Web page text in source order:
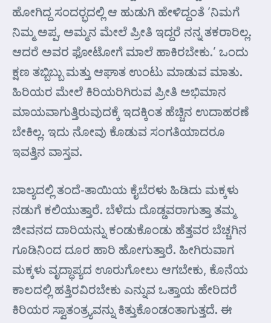
ಹೋಗಿದ್ದ ಸಂದರ್‍ಭದಲ್ಲಿ ಆ ಹುಡುಗಿ ಹೇಳಿದ್ದಂತೆ ‘ನಿಮಗೆ
ನಿಮ್ಮ ಅಪ್ಪ, ಅಮ್ಮನ ಮೇಲೆ ಪ್ರೀತಿ ಇದ್ದರೆ ನನ್ನ ತಕರಾರಿಲ್ಲ.
ಆದರೆ ಅವರ ಫೋಟೋಗೆ ಮಾಲೆ ಹಾಕಿರಬೇಕು.’ ಒಂದು
ಕ್ಷಣ ತಬ್ಬಿಬ್ಬು ಮತ್ತು ಆಘಾತ ಉಂಟು ಮಾಡುವ ಮಾತು.
ಹಿರಿಯರ ಮೇಲೆ ಕಿರಿಯರಿಗಿರುವ ಪ್ರೀತಿ ಅಭಿಮಾನ
ಮಾಯವಾಗುತ್ತಿರುವುದಕ್ಕೆ ಇದಕ್ಕಿಂತ ಹೆಚ್ಚಿನ ಉದಾಹರಣೆ
ಬೇಕಿಲ್ಲ. ಇದು ನೋವು ಕೊಡುವ ಸಂಗತಿಯಾದರೂ
ಇವತ್ತಿನ ವಾಸ್ತವ.
ಬಾಲ್ಯದಲ್ಲಿ ತಂದೆ-ತಾಯಿಯ ಕೈಬೆರಳು ಹಿಡಿದು ಮಕ್ಕಳು
ನಡುಗೆ ಕಲಿಯುತ್ತಾರೆ. ಬೆಳೆದು ದೊಡ್ಡವರಾಗುತ್ತಾ ತಮ್ಮ
ಜೀವನದ ದಾರಿಯನ್ನು ಕಂಡುಕೊಂಡು ಹೆತ್ತವರ ಬೆಚ್ಚಗಿನ
ಗೂಡಿನಿಂದ ದೂರ ಹಾರಿ ಹೋಗುತ್ತಾರೆ. ಹೀಗಿರುವಾಗ
ಮಕ್ಕಳು ವೃದ್ಧಾಪ್ಯದ ಊರುಗೋಲು ಆಗಬೇಕು, ಕೊನೆಯ
ಕಾಲದಲ್ಲಿ ಹತ್ತಿರವಿರಬೇಕು ಎನ್ನುವ ಒತ್ತಾಯ ಹೇರಿದರೆ
ಕಿರಿಯರ ಸ್ವಾತಂತ್ರ್ಯವನ್ನು ಕಿತ್ತುಕೊಂಡಂತಾಗುತ್ತದೆ. ಈ